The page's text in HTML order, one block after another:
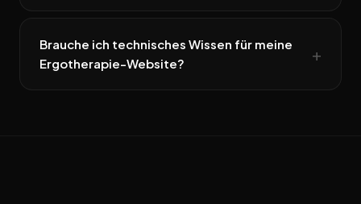
Brauche ich technisches Wissen für meine
Ergotherapie-Website?